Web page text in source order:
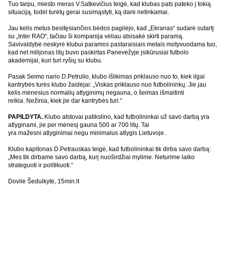
Tuo tarpu, miesto meras V.Satkevičius teigė, kad klubas pats pateko į tokią
situaciją, todėl turėtų gerai susimąstyti, ką darė netinkamai.
Jau kelis metus besitęsiančios bėdos pagilėjo, kad „Ekranas“ sudarė sutartį
su „Inter RAO“, tačiau ši kompanija vėliau atsisakė skirti paramą.
Savivaldybė neskyrė klubui paramos pastaraisiais metais motyvuodama tuo,
kad net milijonas litų buvo paskirtas Panevėžyje įsikūrusiai futbolo
akademijai, kuri turi ryšių su klubu.
Pasak Seimo nario D.Petrulio, klubo išlikimas priklauso nuo to, kiek ilgai
kantrybės turės klubo žaidėjai: „Viskas priklauso nuo futbolininkų. Jie jau
kelis mėnesius normalių atlyginimų negauna, o šeimas išmaitinti
reikia. Nežinia, kiek jie dar kantrybės turi.“
PAPILDYTA. Klubo atstovai patikslino, kad futbolininkai už savo darbą yra
atlyginami, jie per mėnesį gauna 500 ar 700 litų. Tai
yra mažesni atlyginimai negu minimalus atlygis Lietuvoje.
Klubo kapitonas D.Petrauskas teigė, kad futbolininkai tik dirba savo darbą:
„Mes tik dirbame savo darbą, kurį nuoširdžiai mylime. Neturime laiko
strateguoti ir politikuoti.“
Dovilė Šeduikytė, 15min.lt